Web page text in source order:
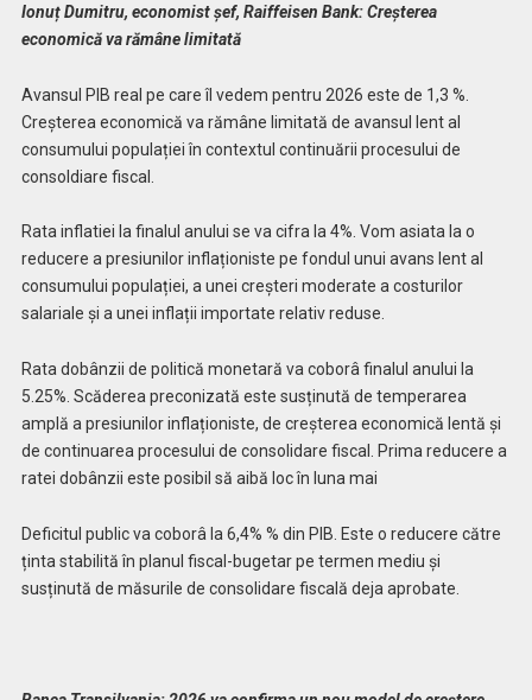
Ionuț Dumitru, economist șef, Raiffeisen Bank: Creșterea
economică va rămâne limitată
Avansul PIB real pe care îl vedem pentru 2026 este de 1,3 %.
Creșterea economică va rămâne limitată de avansul lent al
consumului populației în contextul continuării procesului de
consoldiare fiscal.
Rata inflatiei la finalul anului se va cifra la 4%. Vom asiata la o
reducere a presiunilor inflaționiste pe fondul unui avans lent al
consumului populației, a unei creșteri moderate a costurilor
salariale și a unei inflații importate relativ reduse.
Rata dobânzii de politică monetară va coborâ finalul anului la
5.25%. Scăderea preconizată este susținută de temperarea
amplă a presiunilor inflaționiste, de creșterea economică lentă și
de continuarea procesului de consolidare fiscal. Prima reducere a
ratei dobânzii este posibil să aibă loc în luna mai
Deficitul public va coborâ la 6,4% % din PIB. Este o reducere către
ținta stabilită în planul fiscal-bugetar pe termen mediu și
susținută de măsurile de consolidare fiscală deja aprobate.